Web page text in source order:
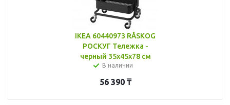
IKEA 60440973 RÅSKOG
РОСКУГ Тележка -
черный 35x45x78 см
В наличии
56 390₸